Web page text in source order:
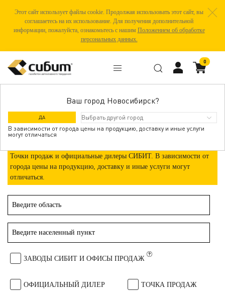
Этот сайт использует файлы cookie. Продолжая использовать этот сайт, вы
соглашаетесь на их использование. Для получения дополнительной
информации, пожалуйста, ознакомьтесь с нашим Положением об обработке
персональных данных.
Ваш город Новосибирск?
ДА
В зависимости от города цены на продукцию, доставку и иные услуги
могут отличаться
0
ГДЕ КУПИТЬ
Точки продаж и официальные дилеры СИБИТ. В зависимости от
города цены на продукцию, доставку и иные услуги могут
отличаться.
ЗАВОДЫ СИБИТ И ОФИСЫ ПРОДАЖ
ОФИЦИАЛЬНЫЙ ДИЛЕР ТОЧКА ПРОДАЖ